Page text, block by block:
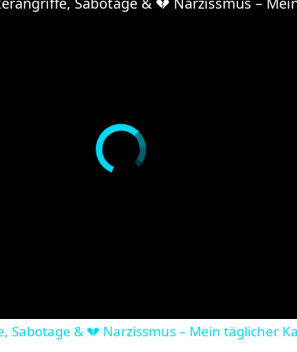
Sabotage & 💔 Narzissmus – Mein täglicher